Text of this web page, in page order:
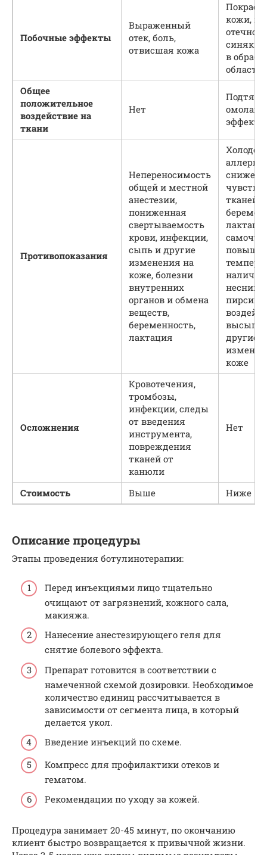
Побочные эффекты
Выраженный
отек, боль,
отвисшая кожа
кожи,
синяки,
в
области
Общее
положительное
воздействие на
ткани
Нет
эффект
Противопоказания
Непереносимость
общей и местной
анестезии,
пониженная
свертываемость
крови, инфекции,
сыпь и другие
изменения на
коже, болезни
внутренних
органов и обмена
веществ,
беременность,
лактация
тканей,
наличие
другие
коже
Осложнения
Кровотечения,
тромбозы,
инфекции, следы
от введения
инструмента,
повреждения
тканей от
канюли
Нет
Стоимость Выше Ниже
Описание процедуры
Этапы проведения ботулинотерапии:
Перед инъекциями лицо тщательно
очищают от загрязнений, кожного сала,
макияжа.
Нанесение анестезирующего геля для
снятие болевого эффекта.
Препарат готовится в соответствии с
намеченной схемой дозировки. Необходимое
количество единиц рассчитывается в
зависимости от сегмента лица, в который
делается укол.
Введение инъекций по схеме.
Компресс для профилактики отеков и
гематом.
Рекомендации по уходу за кожей.
Процедура занимает 20-45 минут, по окончанию
клиент быстро возвращается к привычной жизни.